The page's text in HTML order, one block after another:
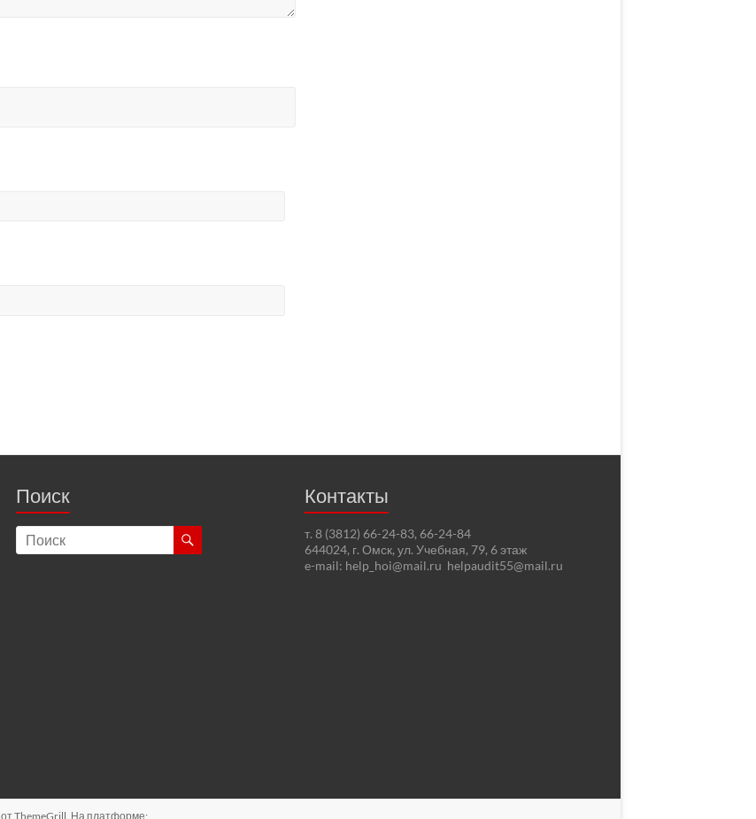
Поиск Контакты
т. 8 (3812) 66-24-83, 66-24-84
644024, г. Омск, ул. Учебная, 79, 6 этаж
e-mail: help_hoi@mail.ru helpaudit55@mail.ru
от ThemeGrill. На платформе: